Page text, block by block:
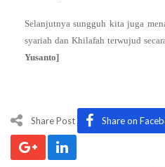
Selanjutnya sungguh kita juga
syariah dan Khilafah terwujud
Yusanto]
Share Post Share on